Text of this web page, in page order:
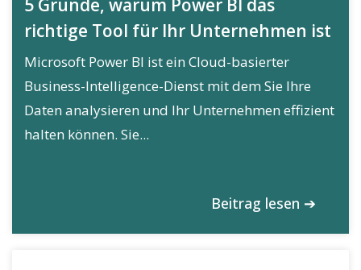
5 Gründe, warum Power BI das
richtige Tool für Ihr Unternehmen ist
Microsoft Power BI ist ein Cloud-basierter
Business-Intelligence-Dienst mit dem Sie Ihre
Daten analysieren und Ihr Unternehmen effizient
halten können. Sie...
Beitrag lesen ➔